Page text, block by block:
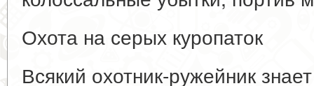
Охота на серых куропаток
Всякий охотник-ружейник